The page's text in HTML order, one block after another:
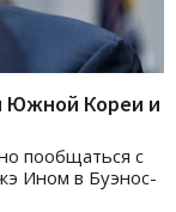
Южной Кореи и
пообщаться с
Ином в Буэнос-